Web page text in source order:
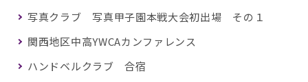
写真クラブ 写真甲子園本戦大会初出場 その１
関西地区中高YWCAカンファレンス
ハンドベルクラブ 合宿